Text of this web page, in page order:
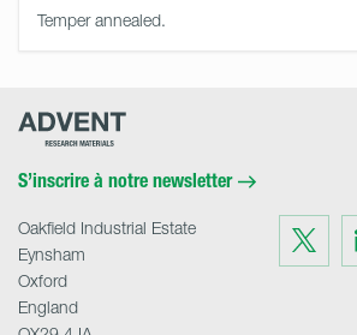
Temper annealed.
Advent
S’inscrire à notre newsletter
Visit
us
on
Twitter
Oakfield Industrial Estate
Eynsham
Oxford
England